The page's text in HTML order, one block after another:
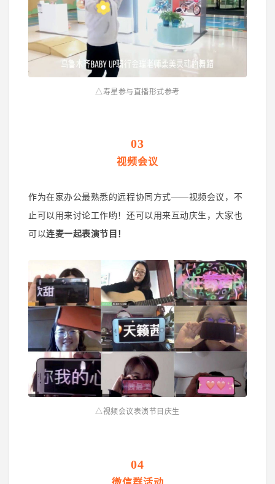
△寿星参与直播形式参考
03
视频会议
作为在家办公最熟悉的远程协同方式——视频会议，不
止可以用来讨论工作哟！还可以用来互动庆生，大家也
可以连麦一起表演节目！
△视频会议表演节目庆生
04